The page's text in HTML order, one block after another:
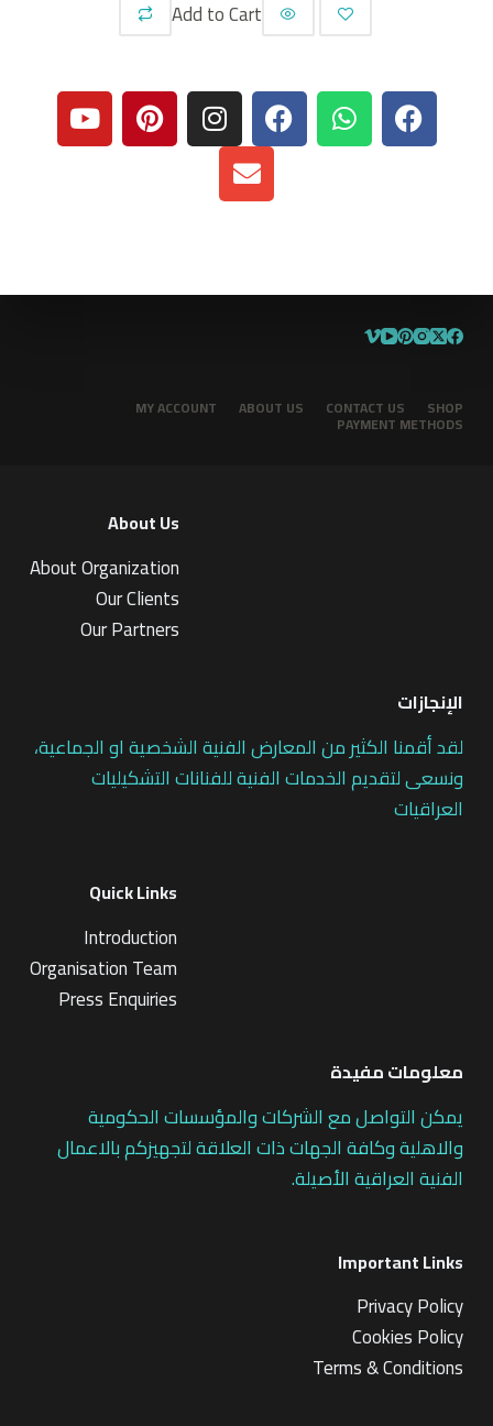
Add to Cart
SHOP
CONTACT US
ABOUT US
MY ACCOUNT
PAYMENT METHODS
About Us
About Organization
Our Clients
Our Partners
الإنجازات
لقد أقمنا الكثير من المعارض الفنية الشخصية او الجماعية،
ونسعى لتقديم الخدمات الفنية للفنانات التشكيليات
العراقيات
Quick Links
Introduction
Organisation Team
Press Enquiries
معلومات مفيدة
يمكن التواصل مع الشركات والمؤسسات الحكومية
والاهلية وكافة الجهات ذات العلاقة لتجهيزكم بالاعمال
الفنية العراقية الأصيلة.
Important Links
Privacy Policy
Cookies Policy
Terms & Conditions